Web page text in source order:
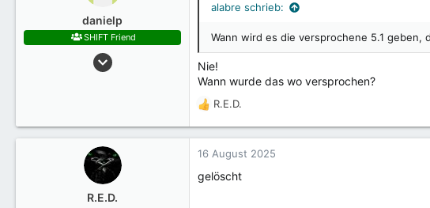
n
:
danielp
SHIFT Friend
22 September 2019
alabre schrieb:
Wann wird es die versprochene 5.1 geben,
Nie!
Wann wurde das wo versprochen?
R
e
a
k
i
R.E.D.
R.E.D.
16 August 2025
gelöscht